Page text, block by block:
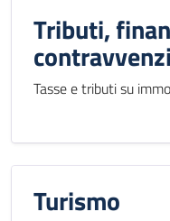
Tributi,
Tasse e tributi su
Turismo